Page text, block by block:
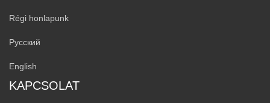
Régi honlapunk
Русский
English
KAPCSOLAT